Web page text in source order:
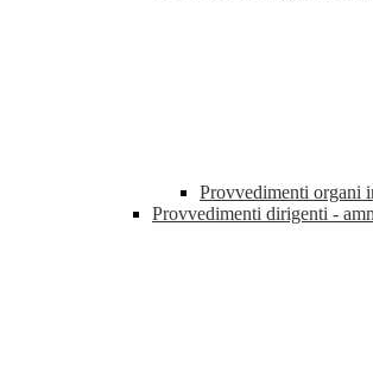
Provvedimenti organi
Provvedimenti dirigenti -